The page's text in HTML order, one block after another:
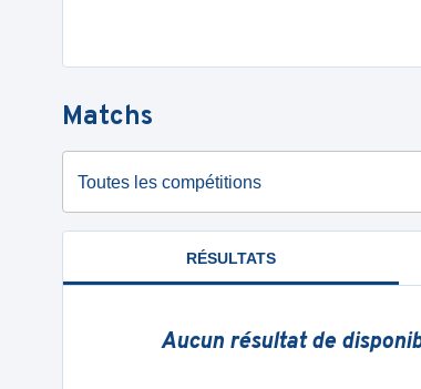
Matchs
Toutes les compétitions
RÉSULTATS
Aucun résultat de